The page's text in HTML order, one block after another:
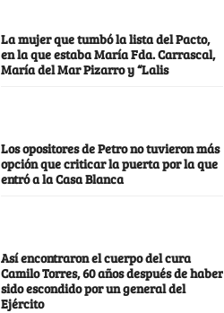
La mujer que tumbó la lista del Pacto,
en la que estaba María Fda. Carrascal,
María del Mar Pizarro y “Lalis
Los opositores de Petro no tuvieron más
opción que criticar la puerta por la que
entró a la Casa Blanca
Así encontraron el cuerpo del cura
Camilo Torres, 60 años después de haber
sido escondido por un general del
Ejército